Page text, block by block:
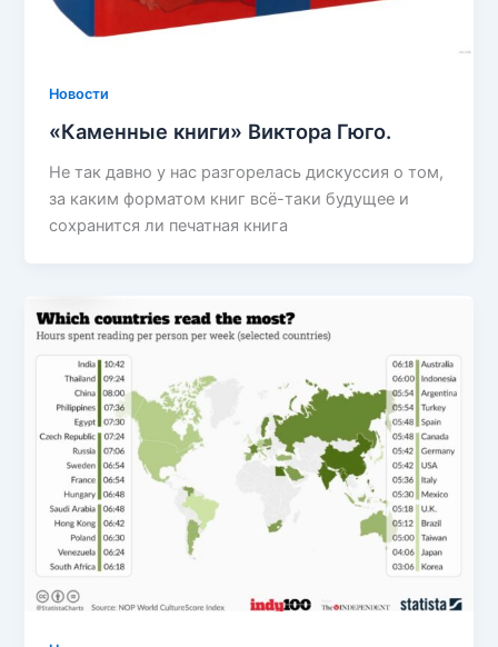
Новости
«Каменные книги» Виктора Гюго.
Не так давно у нас разгорелась дискуссия о том,
за каким форматом книг всё-таки будущее и
сохранится ли печатная книга